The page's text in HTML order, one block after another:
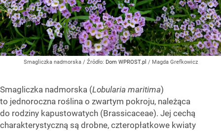
Smagliczka nadmorska / Źródło: Dom WPROST.pl / Magda Grefkowicz
Smagliczka nadmorska (Lobularia maritima)
to jednoroczna roślina o zwartym pokroju, należąca
do rodziny kapustowatych (Brassicaceae). Jej cechą
charakterystyczną są drobne, czteropłatkowe kwiaty